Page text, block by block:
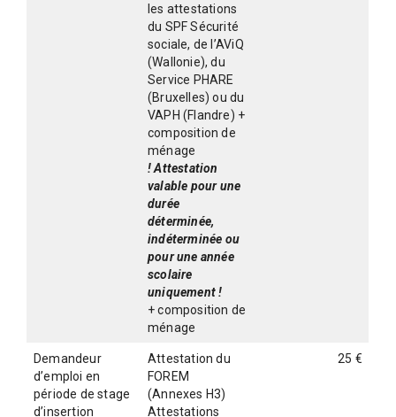
les attestations
du SPF Sécurité
sociale, de l’AViQ
(Wallonie), du
Service PHARE
(Bruxelles) ou du
VAPH (Flandre) +
composition de
ménage
! Attestation
valable pour une
durée
déterminée,
indéterminée ou
pour une année
scolaire
uniquement !
+ composition de
ménage
Demandeur
d’emploi en
période de stage
d’insertion
Attestation du
FOREM
(Annexes H3)
Attestations
25 €